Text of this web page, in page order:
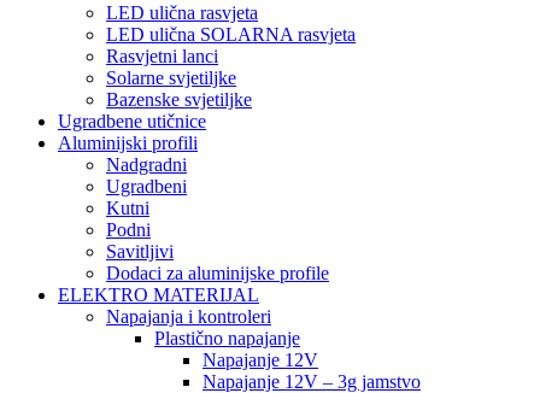
LED ulična rasvjeta
LED ulična SOLARNA rasvjeta
Rasvjetni lanci
Solarne svjetiljke
Bazenske svjetiljke
Ugradbene utičnice
Aluminijski profili
Nadgradni
Ugradbeni
Kutni
Podni
Savitljivi
Dodaci za aluminijske profile
ELEKTRO MATERIJAL
Napajanja i kontroleri
Plastično napajanje
Napajanje 12V
Napajanje 12V – 3g jamstvo